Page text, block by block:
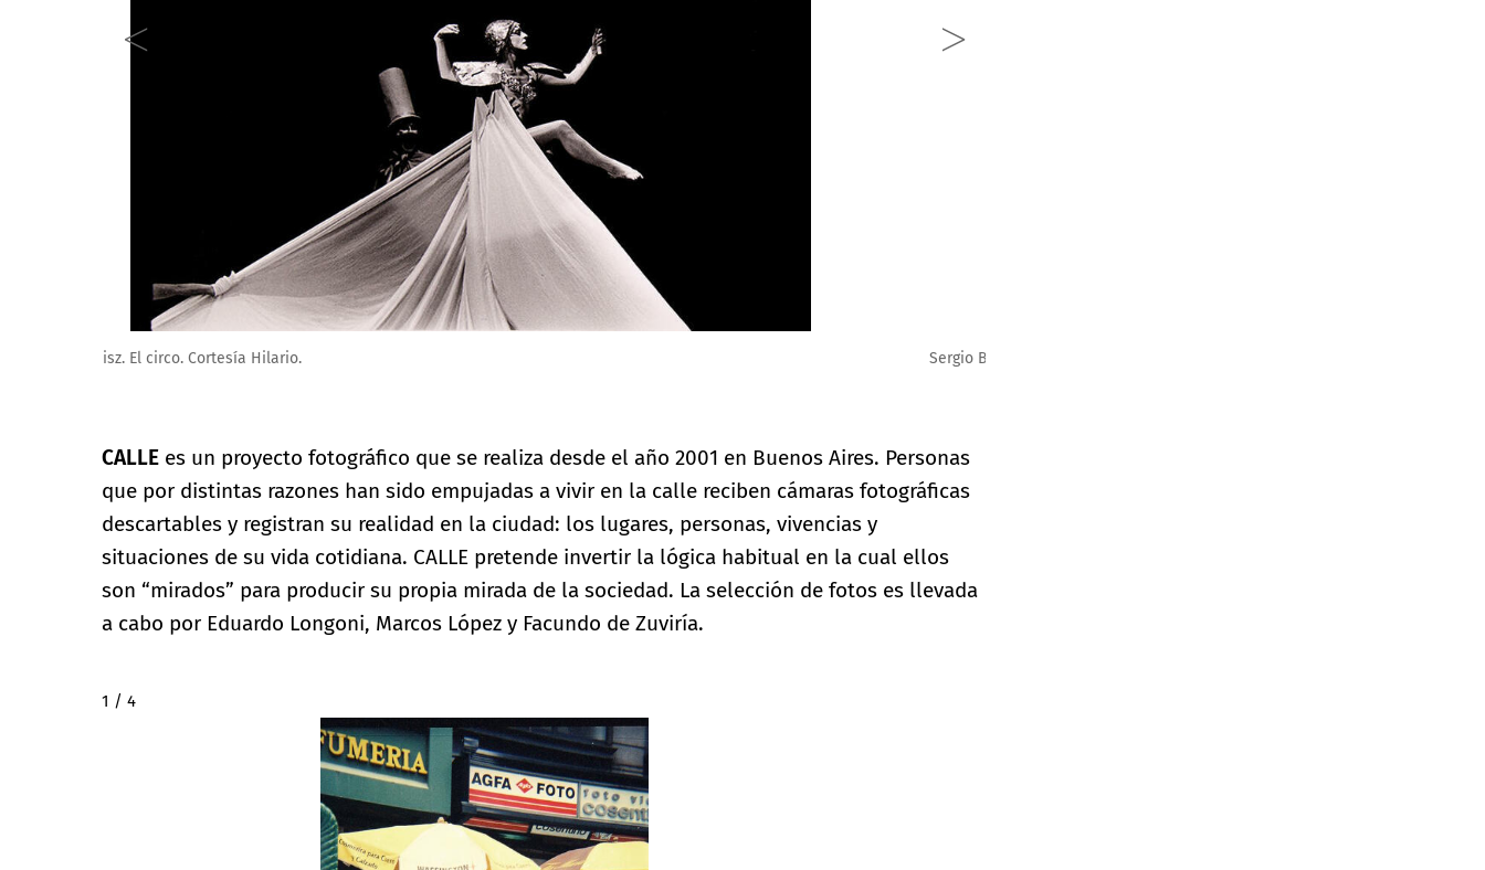
Sergio Barbieri. Sombras, nada más. Cortesía Hilario.
CALLE es un proyecto fotográfico que se realiza desde el año 2001 en Buenos Aires. Personas
que por distintas razones han sido empujadas a vivir en la calle reciben cámaras fotográficas
descartables y registran su realidad en la ciudad: los lugares, personas, vivencias y
situaciones de su vida cotidiana. CALLE pretende invertir la lógica habitual en la cual ellos
son “mirados” para producir su propia mirada de la sociedad. La selección de fotos es llevada
a cabo por Eduardo Longoni, Marcos López y Facundo de Zuviría.
2 / 4